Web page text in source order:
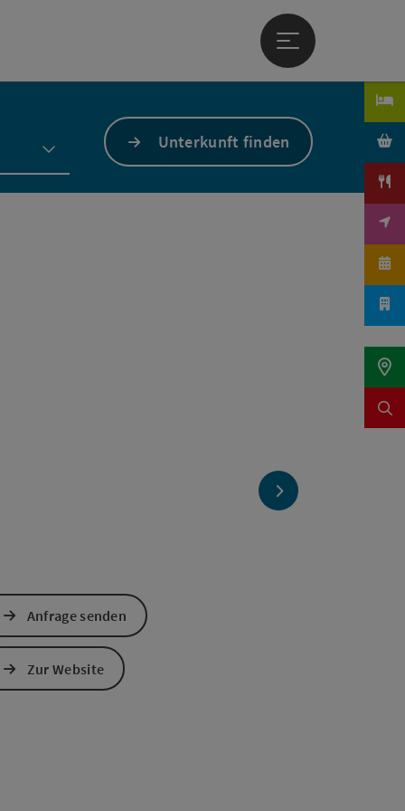
Hauptmenü öffnen
Unterkunft finden
nächstes Element
Anfrage senden
Zur Website